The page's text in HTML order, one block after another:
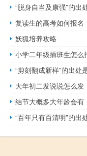
“脱身自当及康强”的出
复读生的高考如何报名
妖狐培养攻略
小学二年级插班生怎么
“剪刻翻成新样”的出处
大年初二发说说怎么发
结节大概多大年龄会有
“百年只有百清明”的出